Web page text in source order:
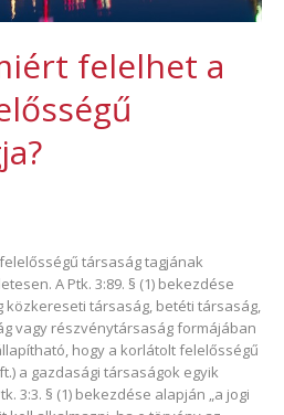
felelhet a
társaság tagjának
A Ptk. 3:89. § (1) bekezdése
közkereseti társaság, betéti társaság,
vagy részvénytársaság formájában
hogy a korlátolt felelősségű
a gazdasági társaságok egyik
3:3. § (1) bekezdése alapján „a jogi